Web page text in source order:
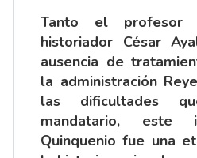
Tanto el profesor
historiador César
ausencia de
la administración
las dificultades
mandatario,
Quinquenio fue una